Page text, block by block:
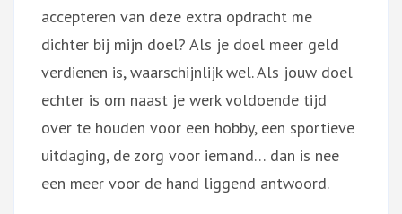
accepteren van deze extra opdracht me
dichter bij mijn doel? Als je doel meer geld
verdienen is, waarschijnlijk wel. Als jouw doel
echter is om naast je werk voldoende tijd
over te houden voor een hobby, een sportieve
uitdaging, de zorg voor iemand… dan is nee
een meer voor de hand liggend antwoord.